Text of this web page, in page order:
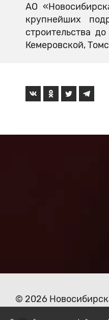
АО
крупнейших
строительства
Кемеровской,
© 2026